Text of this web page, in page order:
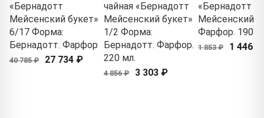
«Бернадотт
Мейсенский букет»
6/17 Форма:
Бернадотт. Фарфор
40 785 ₽ 27 734 ₽
чайная «Бернадотт
Мейсенский букет»
1/2 Форма:
Бернадотт. Фарфор.
220 мл.
4 856 ₽ 3 303 ₽
«Бернадотт
Мейсенский
Фарфор. 190
1 853 ₽ 1 446 ₽